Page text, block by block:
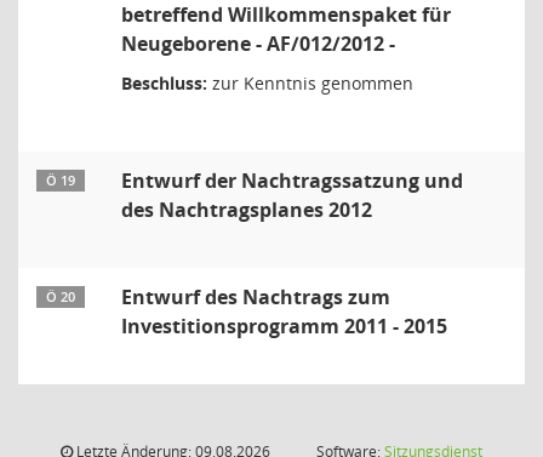
betreffend Willkommenspaket für
Neugeborene - AF/012/2012 -
Beschluss: zur Kenntnis genommen
Ö 19
Entwurf der Nachtragssatzung und
des Nachtragsplanes 2012
Ö 20
Entwurf des Nachtrags zum
Investitionsprogramm 2011 - 2015
Letzte Änderung: 09.08.2026 Software:Sitzungsdienst